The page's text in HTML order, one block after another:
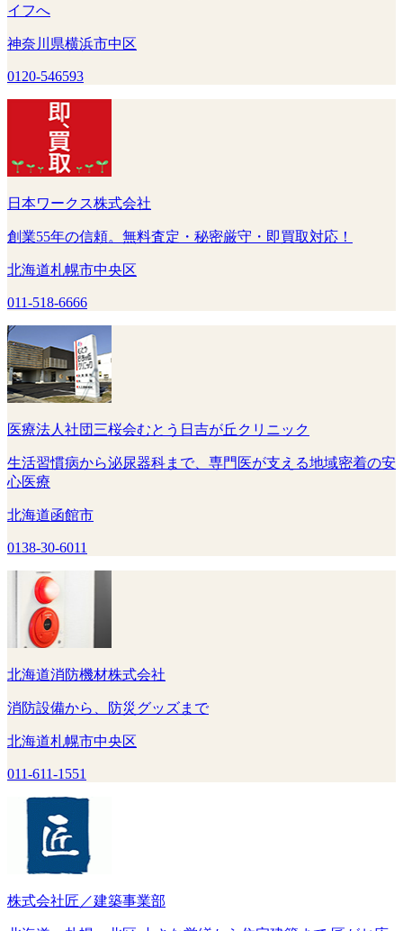
イフへ
神奈川県横浜市中区
0120-546593
日本ワークス株式会社
創業55年の信頼。無料査定・秘密厳守・即買取対応！
北海道札幌市中央区
011-518-6666
医療法人社団三桜会むとう日吉が丘クリニック
生活習慣病から泌尿器科まで、専門医が支える地域密着の安
心医療
北海道函館市
0138-30-6011
北海道消防機材株式会社
消防設備から、防災グッズまで
北海道札幌市中央区
011-611-1551
株式会社匠／建築事業部